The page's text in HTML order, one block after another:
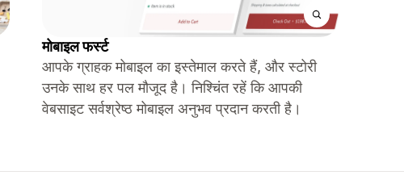
मोबाइल फर्स्ट
आपके ग्राहक मोबाइल का इस्तेमाल करते हैं, और स्टोरी
उनके साथ हर पल मौजूद है। निश्चिंत रहें कि आपकी
वेबसाइट सर्वश्रेष्ठ मोबाइल अनुभव प्रदान करती है।